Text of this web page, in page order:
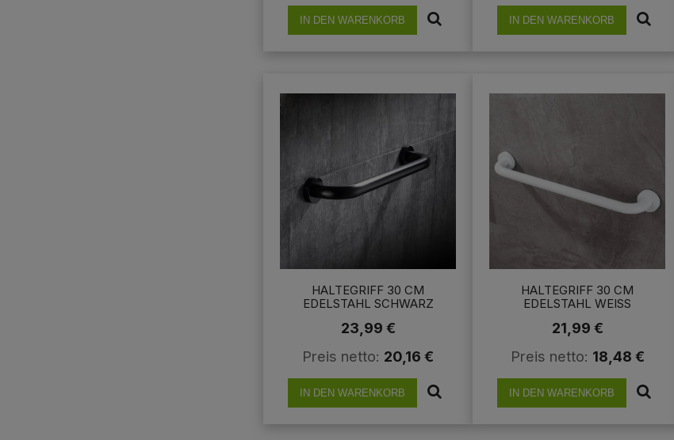
IN DEN WARENKORB IN DEN WARENKORB
HALTEGRIFF 30 CM
EDELSTAHL SCHWARZ
HALTESTANGE GRIFF
23,99 €
Preis netto: 20,16 €
IN DEN WARENKORB
HALTEGRIFF 30 CM
EDELSTAHL WEISS D
ALTESTANGE GRIFF
21,99 €
Preis netto: 18,48 €
IN DEN WARENKORB